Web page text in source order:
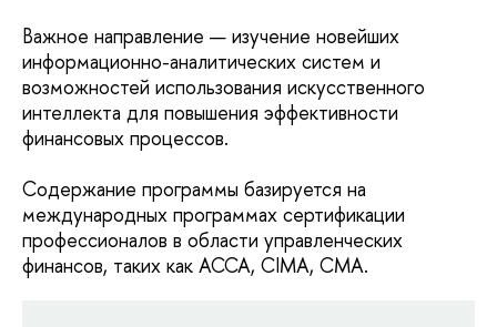
Важное направление — изучение новейших
информационно-аналитических систем и
возможностей использования искусственного
интеллекта для повышения эффективности
финансовых процессов.
Содержание программы базируется на
международных программах сертификации
профессионалов в области управленческих
финансов, таких как АССА, CIMA, CMA.